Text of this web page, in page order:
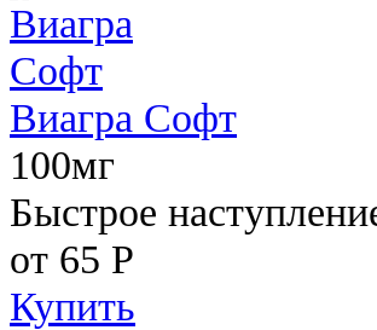
Виагра Софт
100мг
Быстрое
от 65 Р
Купить